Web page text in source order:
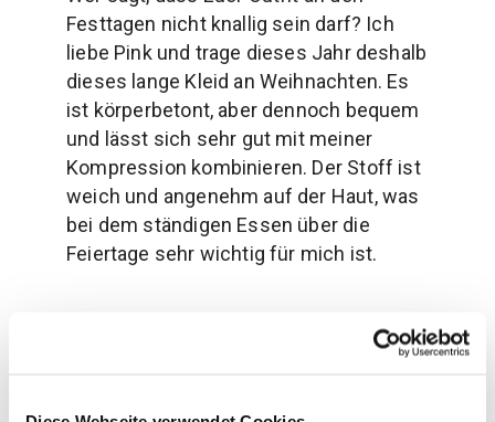
Festtagen nicht knallig sein darf? Ich
liebe Pink und trage dieses Jahr deshalb
dieses lange Kleid an Weihnachten. Es
ist körperbetont, aber dennoch bequem
und lässt sich sehr gut mit meiner
Kompression kombinieren. Der Stoff ist
weich und angenehm auf der Haut, was
bei dem ständigen Essen über die
Feiertage sehr wichtig für mich ist.
Wir wünschen Euch ein tolles und besinnliches